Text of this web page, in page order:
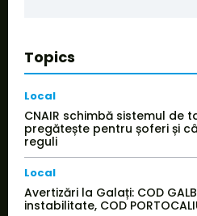
Topics
Local
CNAIR schimbă sistemul de
pregătește pentru șoferi și
reguli
Local
Avertizări la Galați: COD
instabilitate, COD